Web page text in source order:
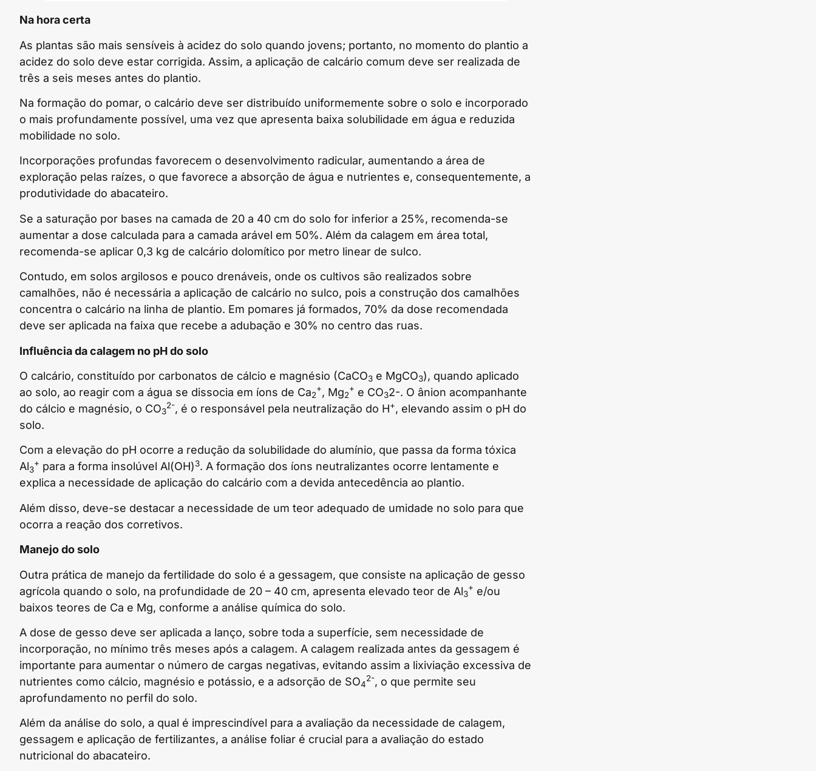
Na hora certa
As plantas são mais sensíveis à acidez do solo quando jovens; portanto, no momento do plantio a
acidez do solo deve estar corrigida. Assim, a aplicação de calcário comum deve ser realizada de
três a seis meses antes do plantio.
Na formação do pomar, o calcário deve ser distribuído uniformemente sobre o solo e incorporado
o mais profundamente possível, uma vez que apresenta baixa solubilidade em água e reduzida
mobilidade no solo.
Incorporações profundas favorecem o desenvolvimento radicular, aumentando a área de
exploração pelas raízes, o que favorece a absorção de água e nutrientes e, consequentemente, a
produtividade do abacateiro.
Se a saturação por bases na camada de 20 a 40 cm do solo for inferior a 25%, recomenda-se
aumentar a dose calculada para a camada arável em 50%. Além da calagem em área total,
recomenda-se aplicar 0,3 kg de calcário dolomítico por metro linear de sulco.
Contudo, em solos argilosos e pouco drenáveis, onde os cultivos são realizados sobre
camalhões, não é necessária a aplicação de calcário no sulco, pois a construção dos camalhões
concentra o calcário na linha de plantio. Em pomares já formados, 70% da dose recomendada
deve ser aplicada na faixa que recebe a adubação e 30% no centro das ruas.
Influência da calagem no pH do solo
O calcário, constituído por carbonatos de cálcio e magnésio (CaCO3 e MgCO3), quando aplicado
ao solo, ao reagir com a água se dissocia em íons de Ca2
+, Mg2
+ e CO32-. O ânion acompanhante
do cálcio e magnésio, o CO3
2-, é o responsável pela neutralização do H+, elevando assim o pH do
solo.
Com a elevação do pH ocorre a redução da solubilidade do alumínio, que passa da forma tóxica
Al3
+ para a forma insolúvel Al(OH)3. A formação dos íons neutralizantes ocorre lentamente e
explica a necessidade de aplicação do calcário com a devida antecedência ao plantio.
Além disso, deve-se destacar a necessidade de um teor adequado de umidade no solo para que
ocorra a reação dos corretivos.
Manejo do solo
Outra prática de manejo da fertilidade do solo é a gessagem, que consiste na aplicação de gesso
agrícola quando o solo, na profundidade de 20 – 40 cm, apresenta elevado teor de Al3
+ e/ou
baixos teores de Ca e Mg, conforme a análise química do solo.
A dose de gesso deve ser aplicada a lanço, sobre toda a superfície, sem necessidade de
incorporação, no mínimo três meses após a calagem. A calagem realizada antes da gessagem é
importante para aumentar o número de cargas negativas, evitando assim a lixiviação excessiva de
nutrientes como cálcio, magnésio e potássio, e a adsorção de SO4
2-, o que permite seu
aprofundamento no perfil do solo.
Além da análise do solo, a qual é imprescindível para a avaliação da necessidade de calagem,
gessagem e aplicação de fertilizantes, a análise foliar é crucial para a avaliação do estado
nutricional do abacateiro.